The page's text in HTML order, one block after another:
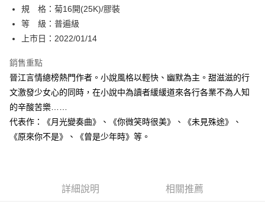
３．安心：先確認商品／服務後，再付款。
【「AFTEE先享後付」結帳流程】
１．於結帳方式選擇「AFTEE先享後付」後，將跳轉至「AFTEE先享後付」
２．訂單成立數日內，您將收到繳費通知簡訊。
ATM／網路銀行／等多元方式進行付款，方視為交易完成。
※ 請注意：結帳手續完成當下不需立刻繳費，但若您需要取消訂單，請聯絡
購買商品的店家。未經商家同意取消之訂單仍視為有效，需透過AFTEE先享
後付繳納相關費用。
※ 交易是否成功請以「AFTEE先享後付 」之結帳頁面顯示為準，若有關於
是否繳費成功／繳費後需取消欲退款等相關疑問，請聯繫「AFTEE先享後付
易，需依本服務之必要範圍內提供個人資料，並將交易相關給付款項請求債
全家取貨付款
每筆NT$80，滿NT$500(含以上)免運費
每筆NT$80，滿NT$500(含以上)免運費
每筆NT$80，滿NT$500(含以上)免運費
付款後萊爾富取貨
每筆NT$80，滿NT$500(含以上)免運費
規 格：菊16開(25K)/膠裝
等 級：普遍級
上市日：2022/01/14
銷售重點
晉江言情總榜熱門作者。小說風格以輕快、幽默為主。甜滋滋的行
文激發少女心的同時，在小說中為讀者緩緩道來各行各業不為人知
的辛酸苦樂……
代表作：《月光變奏曲》、《你微笑時很美》、《未見殊途》、
《原來你不是》、《曾是少年時》等。
詳細說明 相關推薦